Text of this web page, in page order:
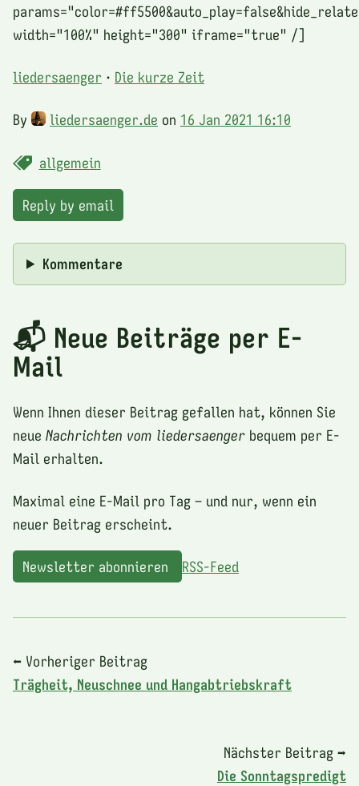
width="100%" height="300" iframe="true" /]
liedersaenger · Die kurze Zeit
By liedersaenger.de on 16 Jan 2021 16:10
allgemein
Reply by email
Kommentare
📬 Neue Beiträge per E-
Mail
Wenn Ihnen dieser Beitrag gefallen hat, können Sie
neue Nachrichten vom liedersaenger bequem per E-
Mail erhalten.
Maximal eine E-Mail pro Tag – und nur, wenn ein
neuer Beitrag erscheint.
Newsletter abonnieren RSS-Feed
⬅ Vorheriger Beitrag
Trägheit, Neuschnee und Hangabtriebskraft
Nächster Beitrag ➡
Die Sonntagspredigt